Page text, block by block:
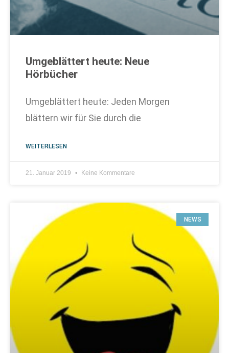
Umgeblättert heute: Neue
Hörbücher
Umgeblättert heute: Jeden Morgen
blättern wir für Sie durch die
WEITERLESEN
21. Januar 2019 Keine Kommentare
NEWS